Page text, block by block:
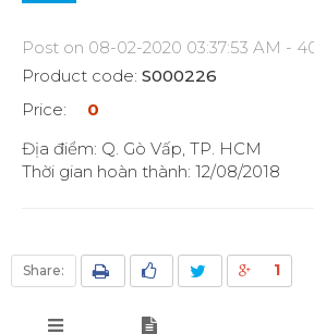
Post on 08-02-2020 03:37:53 AM -
Product code: S000226
Price:
0
Địa điểm: Q. Gò Vấp, TP. HCM
Thời gian hoàn thành: 12/08/2018
Share: 1